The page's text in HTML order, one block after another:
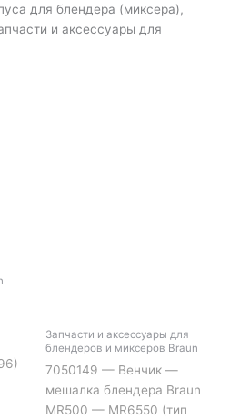
для блендера (миксера),
и аксессуары для
Запчасти и аксессуары для
блендеров и миксеров Braun
7050149 — Венчик —
мешалка блендера Braun
MR500 — MR6550 (тип